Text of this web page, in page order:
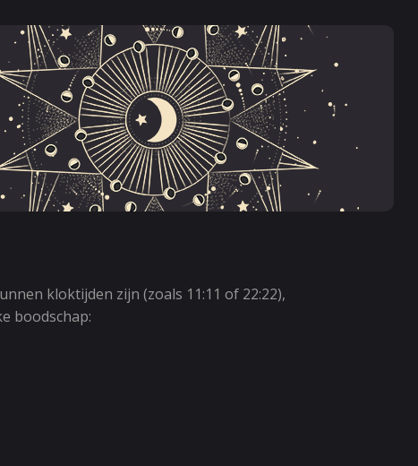
kloktijden zijn (zoals 11:11 of 22:22),
boodschap: